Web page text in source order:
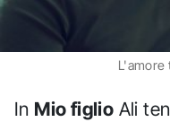
L'amore
In Mio figlio Ali